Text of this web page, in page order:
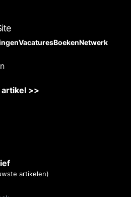
VacaturesBoekenNetwerk
>>
artikelen)